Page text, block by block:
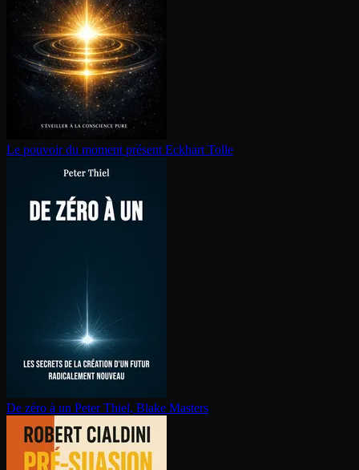
Le pouvoir du moment présent Eckhart Tolle
De zéro à un Peter Thiel, Blake Masters